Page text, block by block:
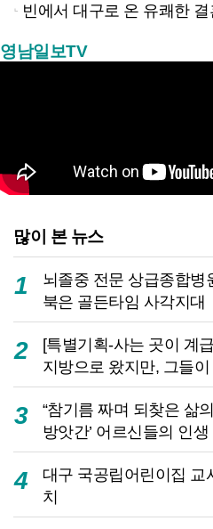
빈에서 대구로 온 유쾌한 결혼 소동…영남오페라단
영남일보TV
많이 본 뉴스
1
뇌졸중 전문 상급종합
북은 골든타임 사각지대
2
[특별기획-사는 곳이 계
지방으로 왔지만, 그들
3
“참기름 짜며 되찾은 삶
방앗간’ 어르신들의 인생
4
대구 국공립어린이집 교
치